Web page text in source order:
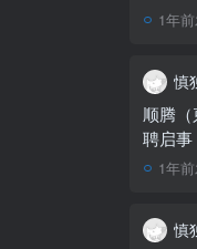
1年
慎
顺腾
聘启事
1年
慎